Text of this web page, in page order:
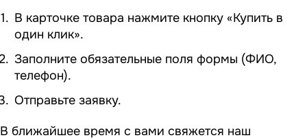
В карточке товара нажмите кнопку «Купить в
один клик».
Заполните обязательные поля формы (ФИО,
телефон).
Отправьте заявку.
В ближайшее время с вами свяжется наш